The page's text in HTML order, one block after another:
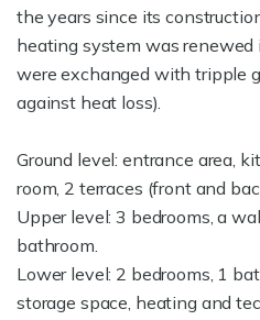
the years since its
heating system was
were exchanged with tripple
against heat loss).
Ground level: entrance area,
room, 2 terraces (front and
Upper level: 3 bedrooms, a
bathroom.
Lower level: 2 bedrooms, 1
storage space, heating and